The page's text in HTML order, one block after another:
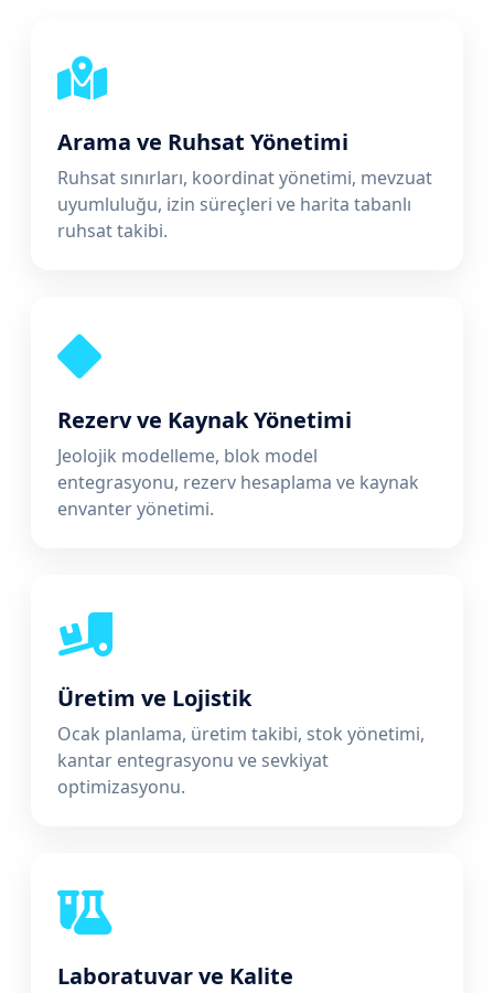
Arama ve Ruhsat Yönetimi
Ruhsat sınırları, koordinat yönetimi, mevzuat
uyumluluğu, izin süreçleri ve harita tabanlı
ruhsat takibi.
Rezerv ve Kaynak Yönetimi
Jeolojik modelleme, blok model
entegrasyonu, rezerv hesaplama ve kaynak
envanter yönetimi.
Üretim ve Lojistik
Ocak planlama, üretim takibi, stok yönetimi,
kantar entegrasyonu ve sevkiyat
optimizasyonu.
Laboratuvar ve Kalite